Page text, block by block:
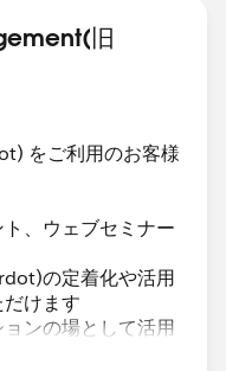
旧
をご利用のお客様
、ウェブセミナー
の定着化や活用
けます
ンの場として活用